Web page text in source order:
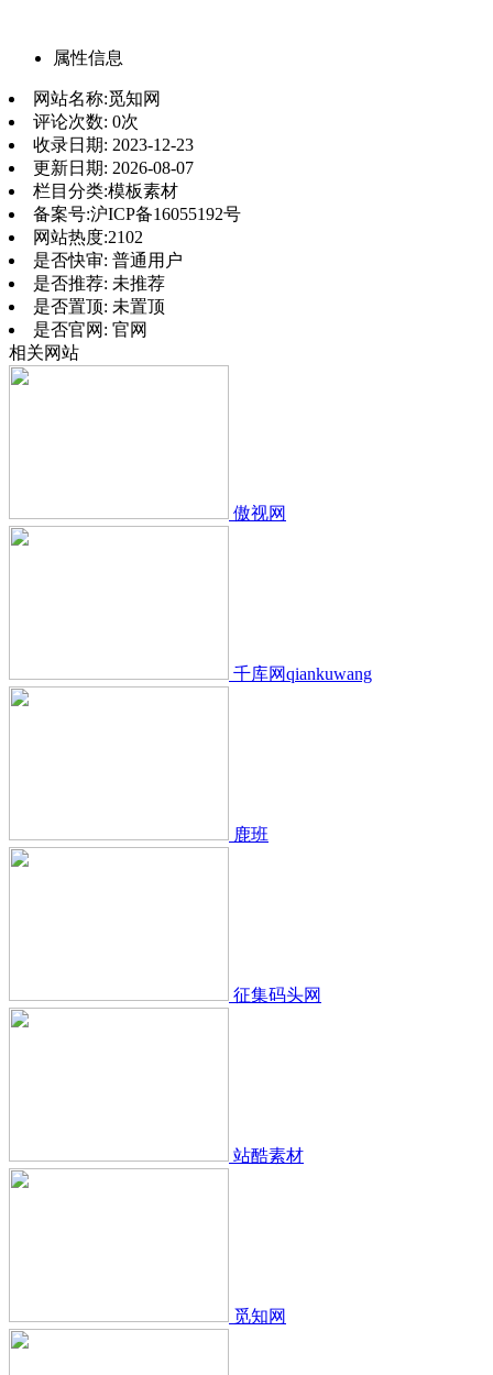
属性信息
网站名称:觅知网
评论次数: 0次
收录日期: 2023-12-23
更新日期: 2026-08-07
栏目分类:模板素材
备案号:沪ICP备16055192号
网站热度:2102
是否快审: 普通用户
是否推荐: 未推荐
是否置顶: 未置顶
是否官网: 官网
相关网站
傲视网
千库网qiankuwang
鹿班
征集码头网
站酷素材
觅知网